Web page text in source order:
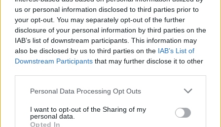
us or personal information disclosed to third parties prior to
your opt-out. You may separately opt-out of the further
disclosure of your personal information by third parties on the
IAB’s list of downstream participants. This information may
also be disclosed by us to third parties on the IAB’s List of
Downstream Participants that may further disclose it to other
Please note that this website/app uses one or more Google
not limited to your visit or usage behaviour. You may click to
grant or deny consent to Google and its third-party tags to
Personal Data Processing Opt Outs
I want to opt-out of the Sharing of my
personal data.
Opted In
per Balmain non è solo un riflesso del passato, ma
un faro per il futuro della moda. Non vediamo l’ora
di scoprire quali altre sorprese ha in serbo per noi! E
tu, quale collezione di Rousteing ti ha colpito di
più?
Staff